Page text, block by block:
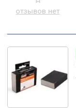
отзывов нет